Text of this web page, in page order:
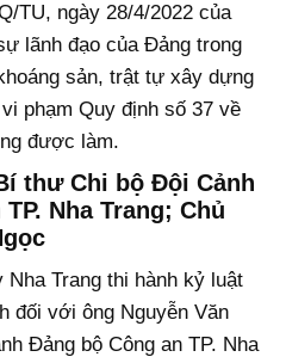
TU, ngày 28/4/2022 của
lãnh đạo của Đảng trong
sản, trật tự xây dựng
phạm Quy định số 37 về
được làm.
thư Chi bộ Đội Cảnh
Nha Trang; Chủ
Nha Trang thi hành kỷ luật
đối với ông Nguyễn Văn
Đảng bộ Công an TP. Nha